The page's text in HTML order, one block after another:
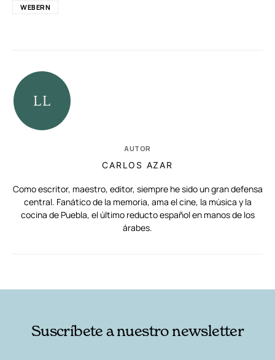
WEBERN
AUTOR
CARLOS AZAR
Como escritor, maestro, editor, siempre he sido un gran defensa
central. Fanático de la memoria, ama el cine, la música y la
cocina de Puebla, el último reducto español en manos de los
árabes.
Suscríbete a nuestro newsletter